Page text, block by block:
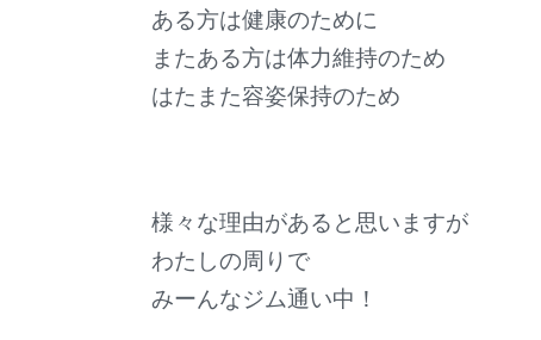
ある方は健康のために
またある方は体力維持のため
はたまた容姿保持のため
様々な理由があると思いますが
わたしの周りで
みーんなジム通い中！